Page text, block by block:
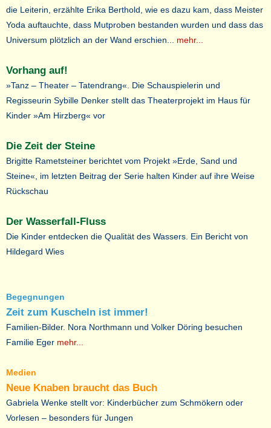
die Leiterin, erzählte Erika Berthold, wie es dazu kam, dass Meister
Yoda auftauchte, dass Mutproben bestanden wurden und dass das
Universum plötzlich an der Wand erschien... mehr...
Vorhang auf!
»Tanz – Theater – Tatendrang«. Die Schauspielerin und
Regisseurin Sybille Denker stellt das Theaterprojekt im Haus für
Kinder »Am Hirzberg« vor
Die Zeit der Steine
Brigitte Rametsteiner berichtet vom Projekt »Erde, Sand und
Steine«, im letzten Beitrag der Serie halten Kinder auf ihre Weise
Rückschau
Der Wasserfall-Fluss
Die Kinder entdecken die Qualität des Wassers. Ein Bericht von
Hildegard Wies
Begegnungen
Zeit zum Kuscheln ist immer!
Familien-Bilder. Nora Northmann und Volker Döring besuchen
Familie Eger mehr...
Medien
Neue Knaben braucht das Buch
Gabriela Wenke stellt vor: Kinderbücher zum Schmökern oder
Vorlesen – besonders für Jungen